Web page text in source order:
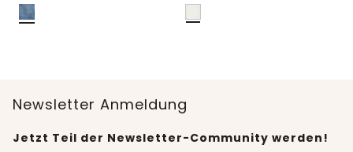
Newsletter Anmeldung
Jetzt Teil der Newsletter-Community werden!